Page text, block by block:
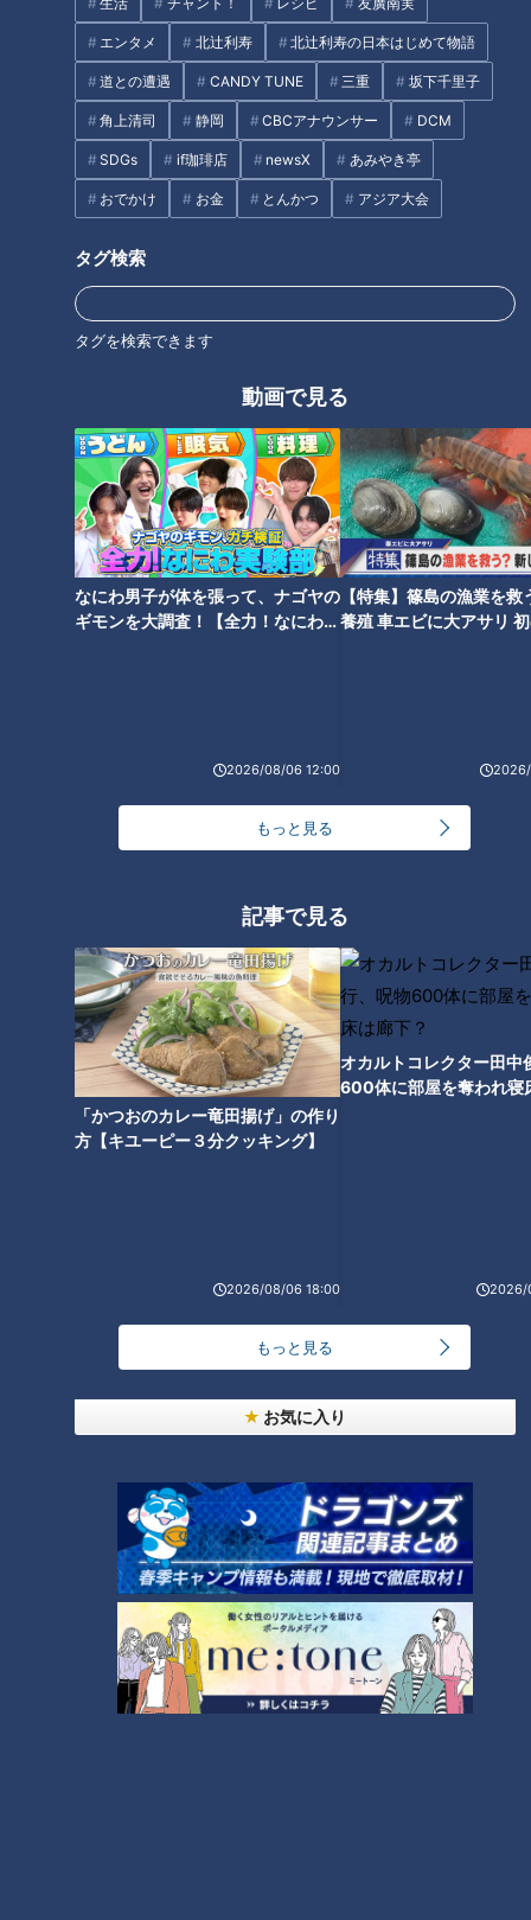
エンタメ 北辻利寿 北辻利寿の日本はじめて物語
道との遭遇 CANDY TUNE 三重 坂下千里子
角上清司 静岡 CBCアナウンサー DCM
SDGs if珈琲店 newsX あみやき亭
おでかけ お金 とんかつ アジア大会
タグ検索
タグを検索できます
動画で見る
なにわ男子が体を張って、ナゴヤの
ギモンを大調査！【全力！なにわ実
2026/08/06 12:00
【特集】篠島の漁業を救
養殖 車エビに大アサリ
もっと見る
記事で見る
「かつおのカレー竜田揚げ」の作り
方【キユーピー３分クッキング】
2026/08/06 18:00
オカルトコレクター田中
600体に部屋を奪われ寝
2026/
もっと見る
お気に入り
登録者5万人達成記念！【永
岡歩の聞いてみてちょ！】
架空のラジオに投稿された
メールは誰のメール？
アナウンサー
アナウンサーYouTube企画
2026/07/21 11:12
アナウンサー
佐藤楠大アナに密着！後輩3
人にはなめられている！？
#アジア大会 #名古屋 #スポ
ーツ #佐藤アナ #インタビュ
ー
アナウンサー
アナウンサーYouTube企画
2026/07/16 18:10
小川実桜アナに密着！えっ
文科系の私が！？人生初め
ての挑戦！その意気込み
は！？ #アジア大会 #名古屋
#スポーツ #小川アナ #イン
タビュー
アナウンサー
アナウンサーYouTube企画
2026/07/13 17:34
アナウンサー
友廣南実アナに密着！楽し
み120％で新帯番組を担当✨
その意気込みは！？ #アジ
ア大会 #名古屋 #スポーツ #
友廣アナ #インタビュー
アナウンサー
アナウンサーYouTube企画
2026/07/13 17:33
動画 アナウンサー
の素顔を大公開！【推そう
アナウンサー
2026/07/13 17:33
アナウンサー
会議 #みてちょてれび #反省
会 #柳沢アナ #夏目アナ #榊
アナウンサー
動画 アナウンサー
【切り抜きみてちょ】魔法
誰が長女？小川アナ・友廣
【祝5万人】ウラオモ大反省
会に行ってきた柳沢P #みて
ちょてれび #柳沢アナ #榊原
アナ #夏目アナ #永岡アナ
アナウンサー
アナウンサーYouTube企画
2026/06/25 16:20
アナウンサー
【祝5万人】キュアアナウン
サー #みてちょてれび #柳沢
アナ #榊原アナ #夏目アナ #
永岡アナ #CBC
アナウンサー
アナウンサーYouTube企画
2026/06/24 10:51
動画 アナウンサー